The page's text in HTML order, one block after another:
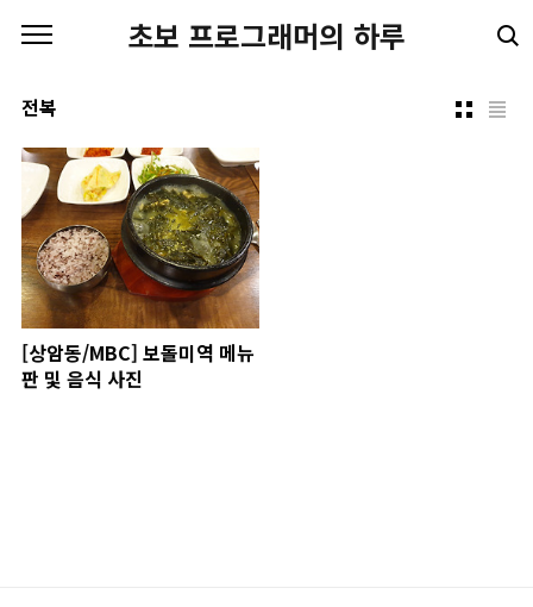
초보 프로그래머의 하루
전복
[상암동/MBC] 보돌미역 메뉴
판 및 음식 사진